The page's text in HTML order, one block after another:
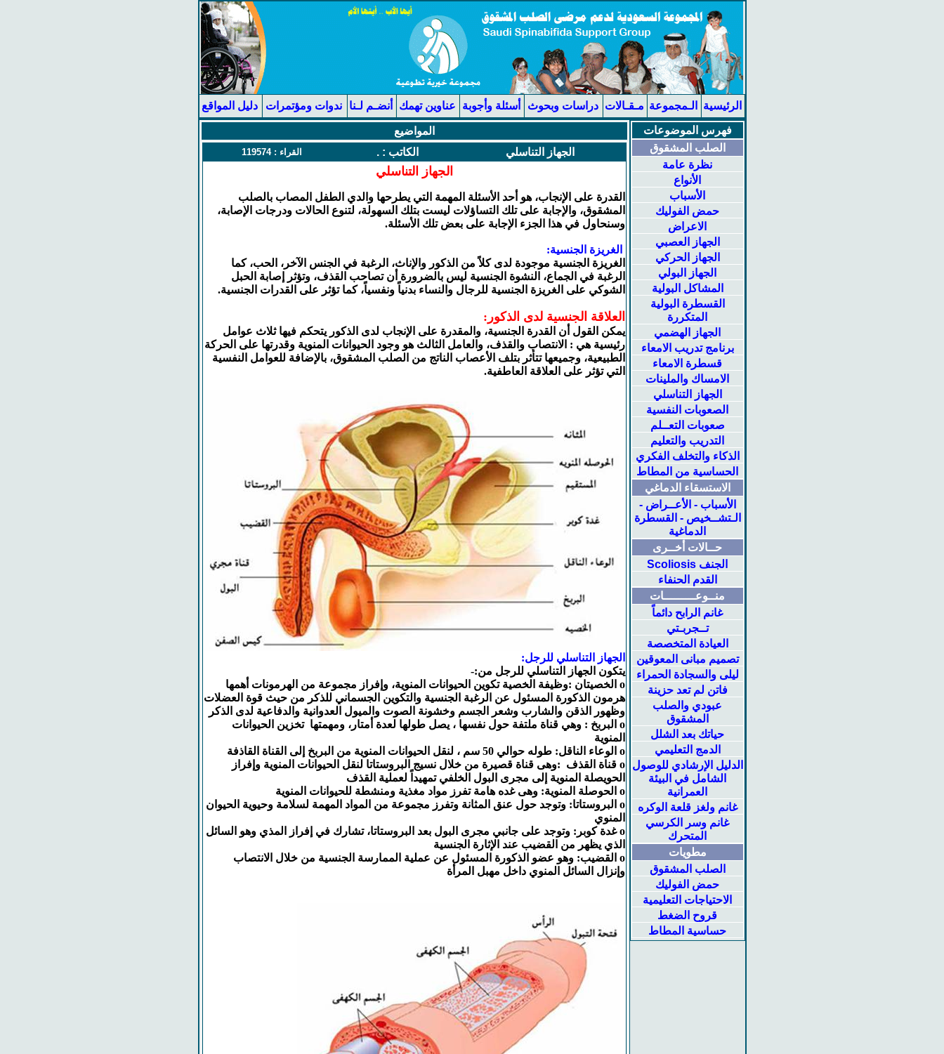
الرئيسية الـمجموعة مـقـالات دراسات وبحوث أسئلة وأجوبة عناوين تهمك أنضـم لـنا ندوات ومؤتمرات دليل المواقع
فهرس الموضوعات
الصلب المشقوق
نظرة عامة
الأنواع
الأسباب
حمض الفوليك
الاعراض
الجهاز العصبي
الجهاز الحركي
الجهاز البولي
المشاكل البولية
القسطرة البولية
المتكررة
الجهاز الهضمي
برنامج تدريب الامعاء
قسطرة الامعاء
الامساك والملينات
الجهاز التناسلي
الصعوبات النفسية
صعوبات التعــلم
التدريب والتعليم
الذكاء والتخلف الفكري
الحساسية من المطاط
الاستسقاء الدماغي
الأسباب - الأعــراض -
الـتشــخيص - القسطرة
الدماغية
حــالات أخــرى
الجنف Scoliosis
القدم الحنفاء
منــوعـــــــــات
غانم الرابح دائماً
تــجربـتي
العيادة المتخصصة
تصميم مبانى المعوقين
ليلى والسجادة الحمراء
فاتن لم تعد حزينة
عبودي والصلب
المشقوق
حياتك بعد الشلل
الدمج التعليمي
الدليل الإرشادي للوصول
الشامل في البيئة
العمرانية
غانم ولغز قلعة الوكره
غانم وسر الكرسي
المتحرك
مطويات
الصلب المشقوق
حمض الفوليك
الاحتياجات التعليمية
قروح الضغط
حساسية المطاط
المواضيع
الجهاز التناسلي
الكاتب : . القراء :119574
الجهاز التناسلي
القدرة على الإنجاب، هو أحد الأسئلة المهمة التي يطرحها والدي الطفل المصاب بالصلب
المشقوق، والإجابة على تلك التساؤلات ليست بتلك السهولة، لتنوع الحالات ودرجات الإصابة،
وسنحاول في هذا الجزء الإجابة على بعض تلك الأسئلة.
الغريزة الجنسية:
الغريزة الجنسية موجودة لدى كلاً من الذكور والإناث، الرغبة في الجنس الآخر، الحب، كما
الرغبة في الجماع، النشوة الجنسية ليس بالضرورة أن تصاحب القذف، وتؤثر إصابة الحبل
الشوكي على الغريزة الجنسية للرجال والنساء بدنياً ونفسياً، كما تؤثر على القدرات الجنسية.
العلاقة الجنسية لدى الذكور:
يمكن القول أن القدرة الجنسية، والمقدرة على الإنجاب لدى الذكور يتحكم فيها ثلاث عوامل
رئيسية هي : الانتصاب والقذف، والعامل الثالث هو وجود الحيوانات المنوية وقدرتها على الحركة
الطبيعية، وجميعها تتأثر بتلف الأعصاب الناتج من الصلب المشقوق، بالإضافة للعوامل النفسية
التي تؤثر على العلاقة العاطفية.
الجهاز التناسلي للرجل:
يتكون الجهاز التناسلي للرجل من:-
o الخصيتان :وظيفة الخصية تكوين الحيوانات المنوية، وإفراز مجموعة من الهرمونات أهمها
هرمون الذكورة المسئول عن الرغبة الجنسية والتكوين الجسماني للذكر من حيث قوة العضلات
وظهور الذقن والشارب وشعر الجسم وخشونة الصوت والميول العدوانية والدفاعية لدى الذكر
o البربخ : وهي قناة ملتفة حول نفسها ، يصل طولها لعدة أمتار، ومهمتها تخزين الحيوانات
المنوية
o الوعاء الناقل: طوله حوالي 50 سم ، لنقل الحيوانات المنوية من البربخ إلى القناة القاذفة
o قناة القذف :وهى قناة قصيرة من خلال نسيج البروستاتا لنقل الحيوانات المنوية وإفراز
الحويصلة المنوية إلى مجرى البول الخلفي تمهيداً لعملية القذف
o الحوصلة المنوية: وهى غده هامة تفرز مواد مغذية ومنشطة للحيوانات المنوية
o البروستاتا: وتوجد حول عنق المثانة وتفرز مجموعة من المواد المهمة لسلامة وحيوية الحيوان
المنوي
o غدة كوبر: وتوجد على جانبي مجرى البول بعد البروستاتا، تشارك في إفراز المذي وهو السائل
الذي يظهر من القضيب عند الإثارة الجنسية
o القضيب: وهو عضو الذكورة المسئول عن عملية الممارسة الجنسية من خلال الانتصاب
وإنزال السائل المنوي داخل مهبل المرأة